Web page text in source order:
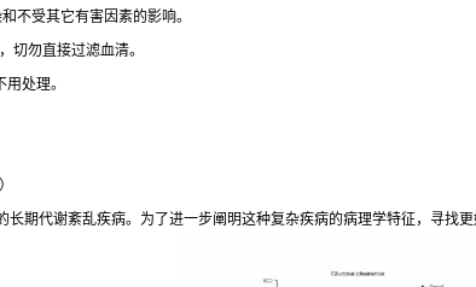
不受其它有害因素的影响。
切勿直接过滤血清。
处理。
期代谢紊乱疾病。为了进一步阐明这种复杂疾病的病理学特征，寻